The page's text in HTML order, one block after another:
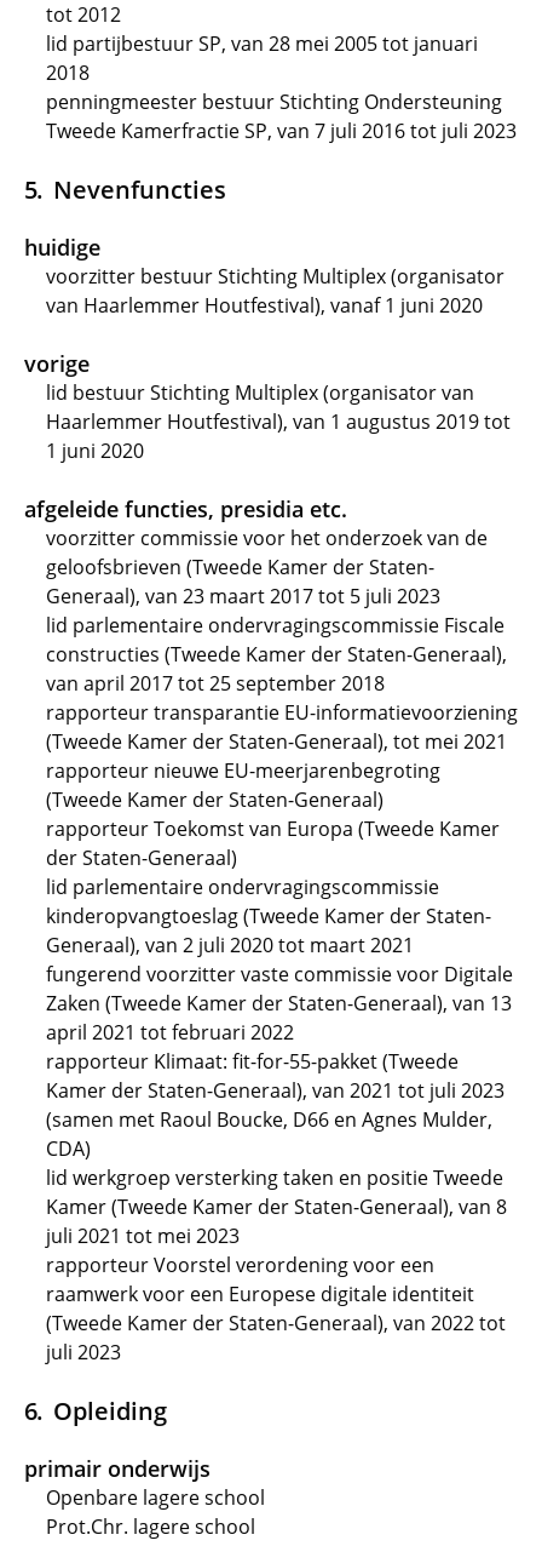
tot 2012
lid partijbestuur SP, van 28 mei 2005 tot januari
2018
penningmeester bestuur Stichting Ondersteuning
Tweede Kamerfractie SP, van 7 juli 2016 tot juli 2023
Nevenfuncties
huidige
voorzitter bestuur Stichting Multiplex (organisator
van Haarlemmer Houtfestival), vanaf 1 juni 2020
vorige
lid bestuur Stichting Multiplex (organisator van
Haarlemmer Houtfestival), van 1 augustus 2019 tot
1 juni 2020
afgeleide functies, presidia etc.
voorzitter commissie voor het onderzoek van de
geloofsbrieven (Tweede Kamer der Staten-
Generaal), van 23 maart 2017 tot 5 juli 2023
lid parlementaire ondervragingscommissie Fiscale
constructies (Tweede Kamer der Staten-Generaal),
van april 2017 tot 25 september 2018
rapporteur transparantie EU-informatievoorziening
(Tweede Kamer der Staten-Generaal), tot mei 2021
rapporteur nieuwe EU-meerjarenbegroting
(Tweede Kamer der Staten-Generaal)
rapporteur Toekomst van Europa (Tweede Kamer
der Staten-Generaal)
lid parlementaire ondervragingscommissie
kinderopvangtoeslag (Tweede Kamer der Staten-
Generaal), van 2 juli 2020 tot maart 2021
fungerend voorzitter vaste commissie voor Digitale
Zaken (Tweede Kamer der Staten-Generaal), van 13
april 2021 tot februari 2022
rapporteur Klimaat: fit-for-55-pakket (Tweede
Kamer der Staten-Generaal), van 2021 tot juli 2023
(samen met Raoul Boucke, D66 en Agnes Mulder,
CDA)
lid werkgroep versterking taken en positie Tweede
Kamer (Tweede Kamer der Staten-Generaal), van 8
juli 2021 tot mei 2023
rapporteur Voorstel verordening voor een
raamwerk voor een Europese digitale identiteit
(Tweede Kamer der Staten-Generaal), van 2022 tot
juli 2023
Opleiding
primair onderwijs
Openbare lagere school
Prot.Chr. lagere school